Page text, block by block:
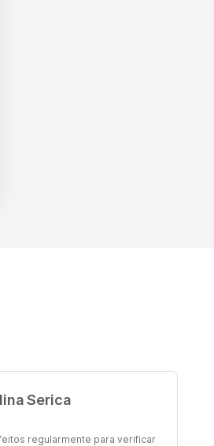
Serica
regularmente para verificar